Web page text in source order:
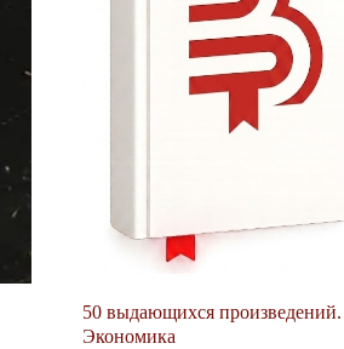
50 выдающихся произведений.
Экономика